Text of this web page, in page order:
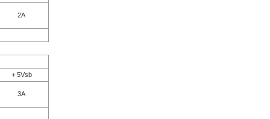
2A
＋5Vsb
3A